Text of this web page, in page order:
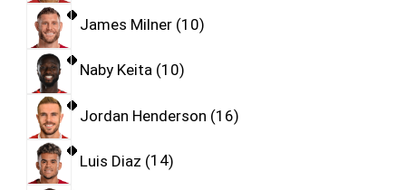
James Milner 10
Naby Keita 10
Jordan Henderson 16
Luis Diaz 14